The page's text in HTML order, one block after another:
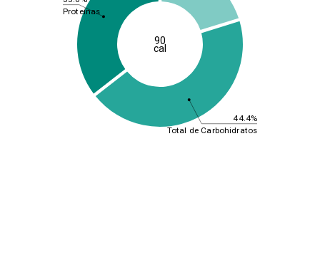
44.4%
Total de Carbohidratos
Proteínas
90
cal